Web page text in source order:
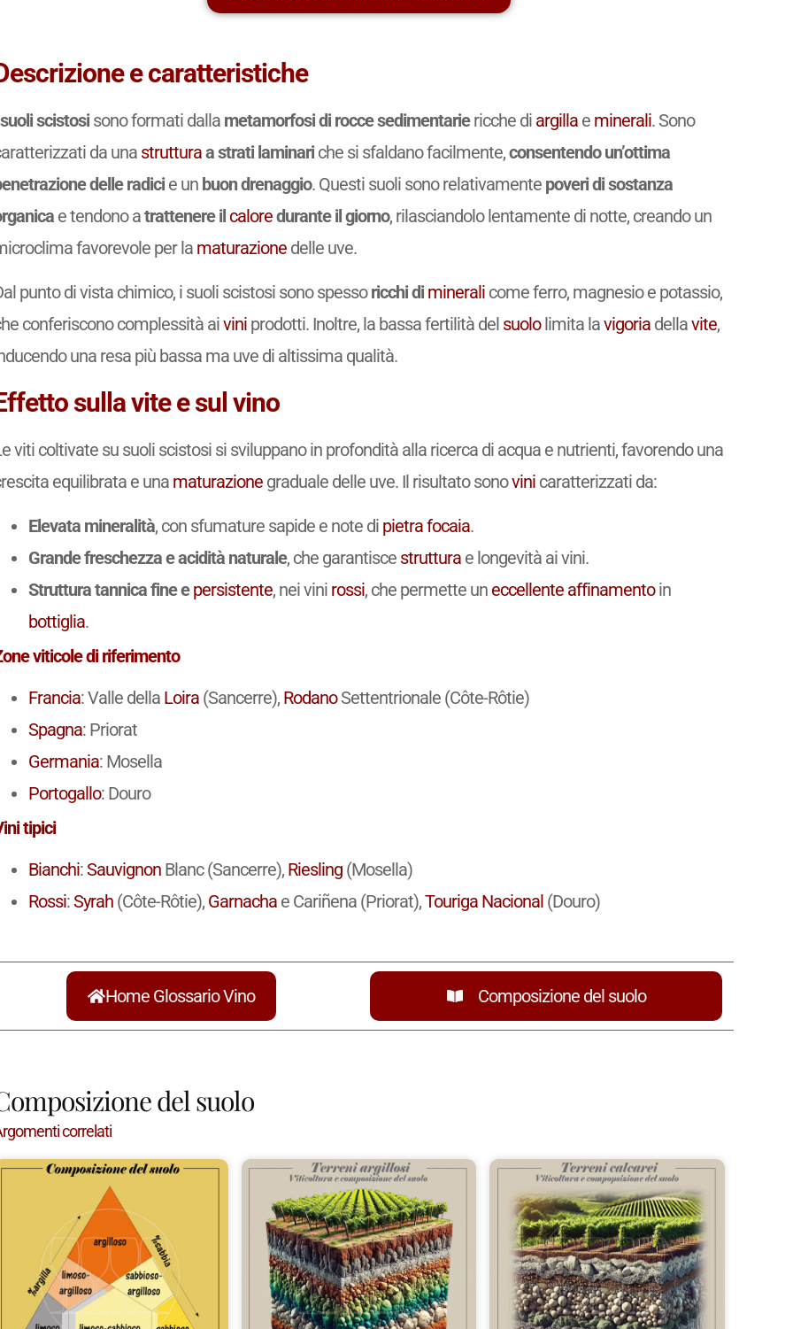
e caratteristiche
suoli scistosisono formati dalla metamorfosi di rocce sedimentariericche di argilla e minerali. Sono
da una strutturaa strati laminariche si sfaldano facilmente,consentendo un’ottima
delle radicie un buon drenaggio. Questi suoli sono relativamente poveri di sostanza
e tendono atrattenere il caloredurante il giorno, rilasciandolo lentamente di notte, creando un
favorevole per la maturazione delle uve.
punto di vista chimico, i suoli scistosi sono spessoricchi diminerali come ferro, magnesio e potassio,
conferiscono complessità aivini prodotti. Inoltre, la bassa fertilità del suololimita lavigoria dellavite,
una resa più bassa ma uve di altissima qualità.
sulla vite e sul vino
viti coltivate su suoli scistosi si sviluppano in profondità alla ricerca di acqua e nutrienti, favorendo una
equilibrata e una maturazione graduale delle uve. Il risultato sonovini caratterizzati da:
Elevata mineralità, con sfumature sapide e note di pietra focaia.
Grande freschezza e acidità naturale, che garantisce struttura e longevità ai vini.
Struttura tannica fine epersistente, nei vini rossi, che permette un eccellente affinamentoin
bottiglia.
viticole di riferimento
Francia: Valle della Loira (Sancerre), RodanoSettentrionale (Côte-Rôtie)
Spagna: Priorat
Germania: Mosella
Portogallo: Douro
tipici
Bianchi:Sauvignon Blanc (Sancerre), Riesling (Mosella)
Rossi:Syrah (Côte-Rôtie), Garnacha e Cariñena (Priorat),Touriga Nacional (Douro)
Home Glossario Vino Composizione del suolo
del suolo
correlati